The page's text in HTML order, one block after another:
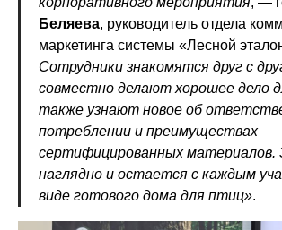
Беляева, руководитель отдела
маркетинга системы «Лесной
Сотрудники знакомятся друг с
совместно делают хорошее дело
также узнают новое об
потреблении и преимуществах
сертифицированных материалов.
наглядно и остается с каждым
виде готового дома для птиц».